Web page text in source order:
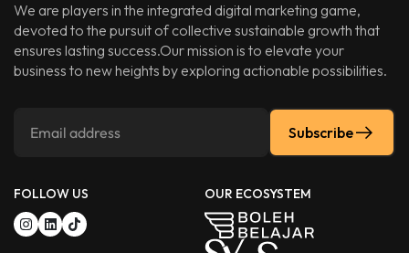
We are players in the integrated digital marketing game,
devoted to the pursuit of collective sustainable growth that
ensures lasting success.Our mission is to elevate your
business to new heights by exploring actionable possibilities.
Subscribe
FOLLOW US OUR ECOSYSTEM